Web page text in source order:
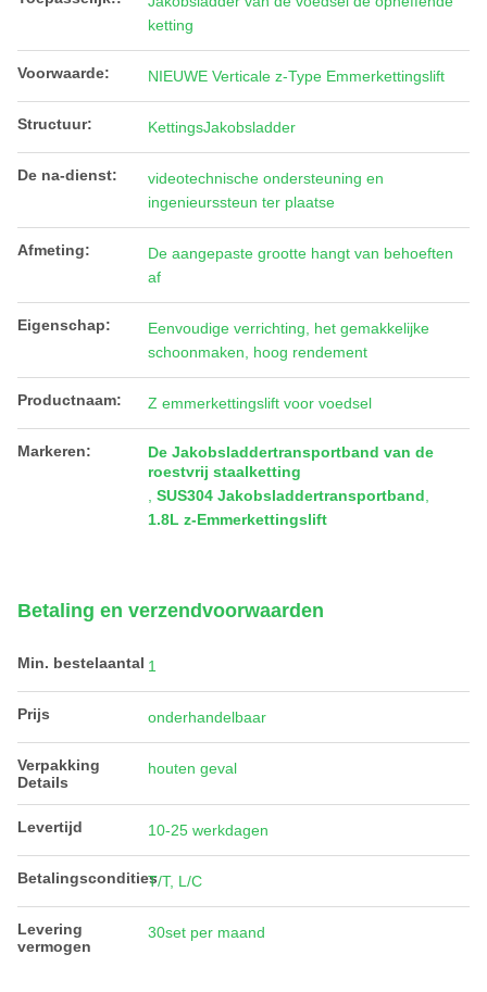
ketting
Voorwaarde: NIEUWE Verticale z-Type Emmerkettingslift
Structuur: KettingsJakobsladder
De na-dienst:
videotechnische ondersteuning en
ingenieurssteun ter plaatse
Afmeting:
De aangepaste grootte hangt van behoeften
af
Eigenschap:
Eenvoudige verrichting, het gemakkelijke
schoonmaken, hoog rendement
Productnaam: Z emmerkettingslift voor voedsel
Markeren:
De Jakobsladdertransportband van de
roestvrij staalketting
SUS304 Jakobsladdertransportband
1.8L z-Emmerkettingslift
Betaling en verzendvoorwaarden
Min. bestelaantal 1
Prijs onderhandelbaar
Verpakking
Details
houten geval
Levertijd 10-25 werkdagen
BetalingsconditiesT/T, L/C
Levering
vermogen
30set per maand